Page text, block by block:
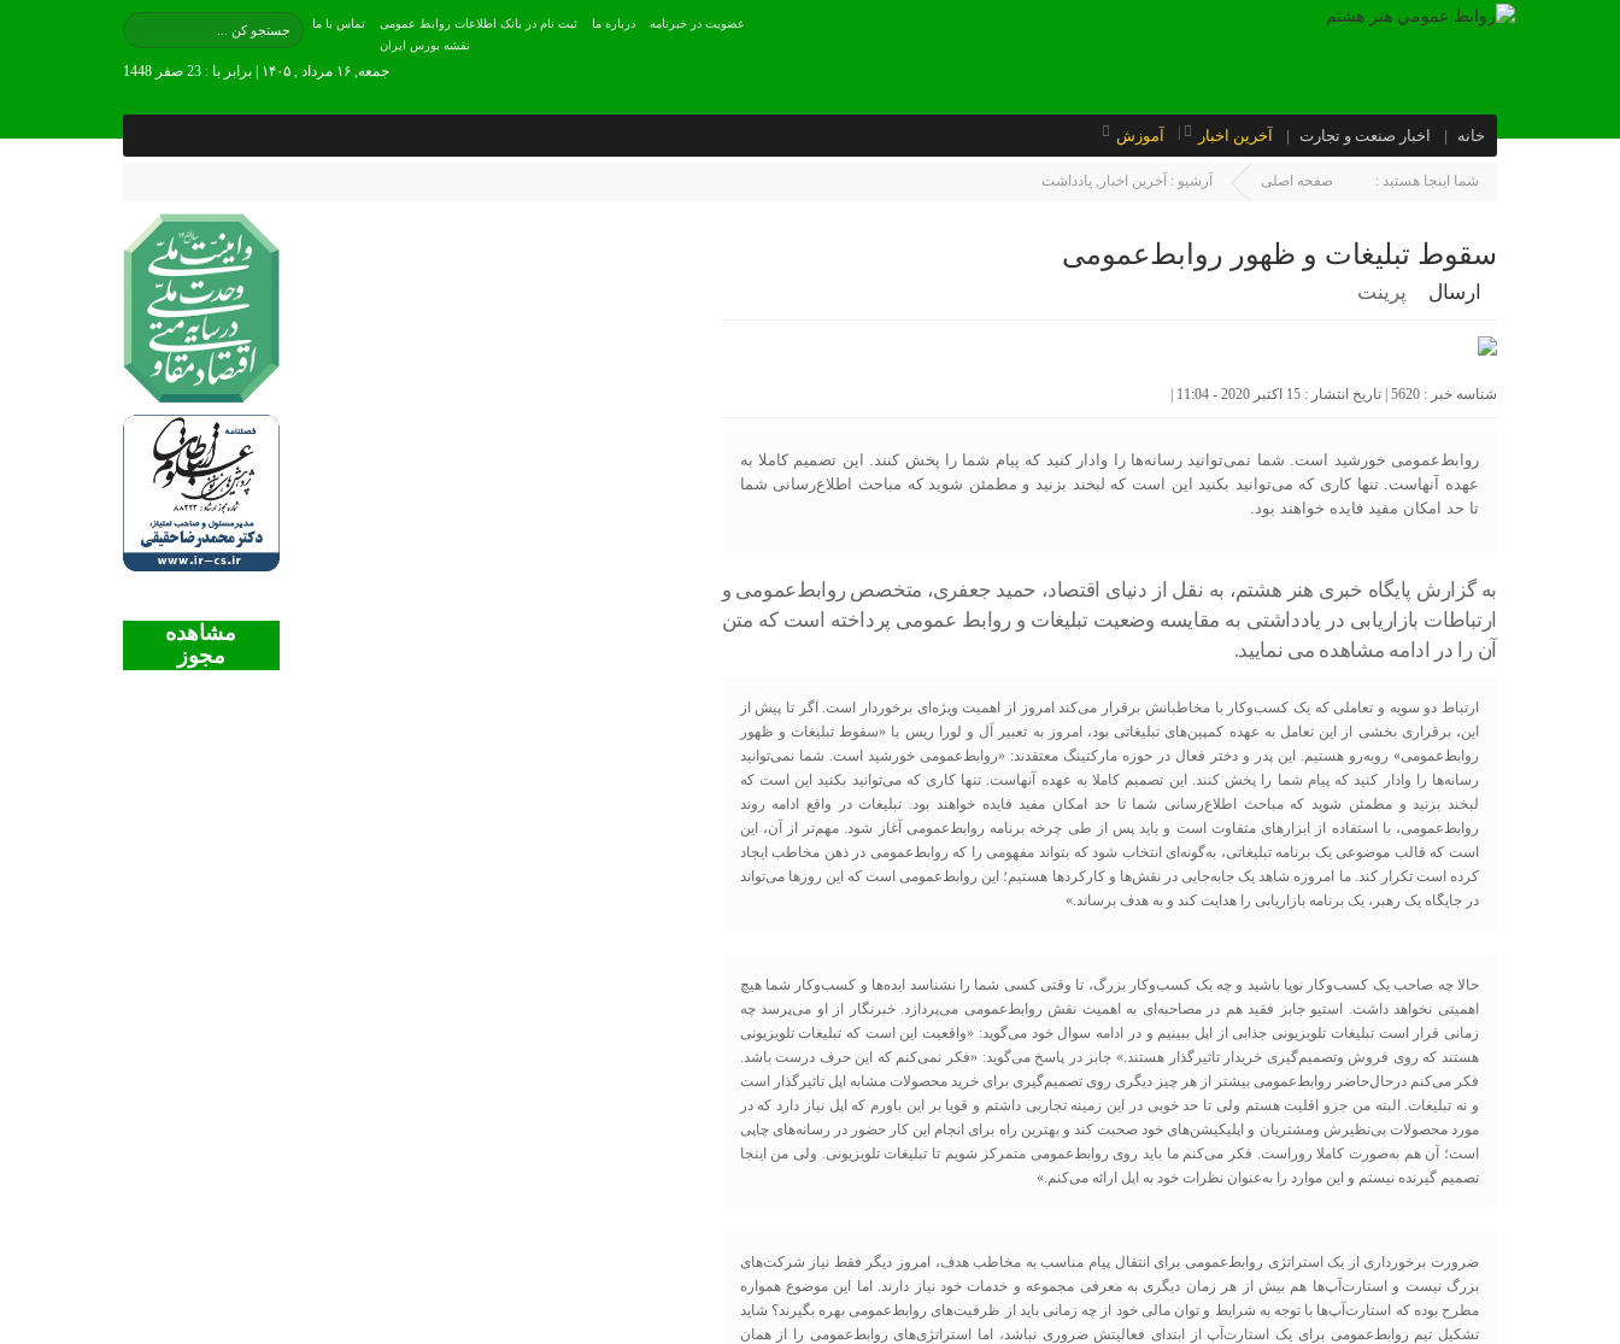
تماس با ما
ثبت نام در بانک اطلاعات روابط عمومی
نقشه بورس ایران
درباره ما عضويت در خبرنامه
جمعه, ۱۶ مرداد , ۱۴۰۵ | برابر با : 23 صفر 1448
خانه اخبار صنعت و تجارت آخرین اخبار آموزش
شما اینجا هستید : صفحه اصلی آرشیو : آخرین اخبار , یادداشت
سقوط تبلیغات و ظهور روابط‌عمومی
ارسال پرینت
شناسه خبر : 5620 | تاریخ انتشار : 15 اکتبر 2020 - 11:04 |
روابط‌عمومی خورشید است. شما نمی‌توانید رسانه‌ها را وادار کنید که پیام شما را پخش کنند. این تصمیم کاملا به
عهده‌ آنهاست. تنها کاری که می‌توانید بکنید این است که لبخند بزنید و مطمئن شوید که مباحث اطلاع‌رسانی شما
تا حد امکان مفید فایده خواهند بود.
به گزارش پایگاه خبری هنر هشتم، به نقل از دنیای اقتصاد، حمید جعفری، متخصص روابط‌عمومی و
ارتباطات بازاریابی در یادداشتی به مقایسه وضعیت تبلیغات و روابط عمومی پرداخته است که متن
آن را در ادامه مشاهده می نمایید.
ارتباط دو سویه و تعاملی که یک کسب‌و‌کار با مخاطبانش برقرار می‌کند امروز از اهمیت ویژه‌ای برخوردار است. اگر تا پیش از
این، برقراری بخشی از این تعامل به عهده کمپین‌های تبلیغاتی بود، امروز به تعبیر اَل و لورا ریس با «سقوط تبلیغات و ظهور
روابط‌عمومی» روبه‌رو هستیم. این پدر و دختر فعال در حوزه مارکتینگ معتقدند: «روابط‌عمومی خورشید است. شما نمی‌توانید
رسانه‌ها را وادار کنید که پیام شما را پخش کنند. این تصمیم کاملا به عهده‌ آنهاست. تنها کاری که می‌توانید بکنید این است که
لبخند بزنید و مطمئن شوید که مباحث اطلاع‌رسانی شما تا حد امکان مفید فایده خواهند بود. تبلیغات در واقع ادامه‌ روند
روابط‌عمومی، با استفاده از ابزارهای متفاوت است و باید پس از طی چرخه‌ برنامه‌ روابط‌عمومی آغاز شود. مهم‌تر از آن، این
است که قالب موضوعی یک برنامه تبلیغاتی، به‌گونه‌ای انتخاب شود که بتواند مفهومی را که روابط‌عمومی در ذهن مخاطب ایجاد
کرده است تکرار کند. ما امروزه شاهد یک جابه‌جایی در نقش‌ها و کارکردها هستیم؛ این روابط‌عمومی است که این روزها می‌تواند
در جایگاه یک رهبر، یک برنامه‌ بازاریابی را هدایت کند و به هدف برساند.»
حالا چه صاحب یک کسب‌و‌کار نوپا باشید و چه یک کسب‌و‌کار بزرگ، تا وقتی کسی شما را نشناسد ایده‌ها و کسب‌و‌کار شما هیچ
اهمیتی نخواهد داشت. استیو جابز فقید هم در مصاحبه‌ای به اهمیت نقش روابط‌عمومی می‌پردازد. خبرنگار از او می‌پرسد چه
زمانی قرار است تبلیغات تلویزیونی جذابی از اپل ببینیم و در ادامه سوال خود می‌گوید: «واقعیت این است که تبلیغات تلویزیونی
هستند که روی فروش وتصمیم‌گیری خریدار تاثیرگذار هستند.» جابز در پاسخ می‌گوید: «فکر نمی‌کنم که این حرف درست باشد.
فکر می‌کنم درحال‌حاضر روابط‌عمومی بیشتر از هر چیز دیگری روی تصمیم‌گیری برای خرید محصولات مشابه اپل تاثیرگذار است
و نه تبلیغات. البته من جزو اقلیت هستم ولی تا حد خوبی در این زمینه تجاربی داشتم و قویا بر این باورم که اپل نیاز دارد که در
مورد محصولات بی‌نظیرش ومشتریان و اپلیکیشن‌های خود صحبت کند و بهترین راه برای انجام این کار حضور در رسانه‌های چاپی
است؛ آن هم به‌صورت کاملا روراست. فکر می‌کنم ما باید روی روابط‌عمومی متمرکز شویم تا تبلیغات تلویزیونی. ولی من اینجا
تصمیم گیرنده نیستم و این موارد را به‌عنوان نظرات خود به اپل ارائه می‌کنم.»
ضرورت برخورداری از یک استراتژی روابط‌عمومی برای انتقال پیام مناسب به مخاطب هدف، امروز دیگر فقط نیاز شرکت‌های
بزرگ نیست و استارت‌آپ‌ها هم بیش از هر زمان دیگری به معرفی مجموعه و خدمات خود نیاز دارند. اما این موضوع همواره
مطرح بوده که استارت‌آپ‌ها با توجه به شرایط و توان مالی خود از چه زمانی باید از ظرفیت‌های روابط‌عمومی بهره بگیرند؟ شاید
تشکیل تیم روابط‌عمومی برای یک استارت‌آپ از ابتدای فعالیتش ضروری نباشد، اما استراتژی‌های روابط‌عمومی را از همان
مشاهده
مجوز